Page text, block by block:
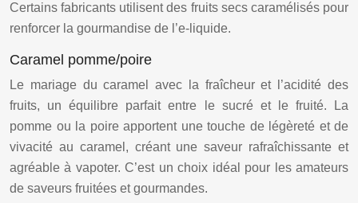
Certains fabricants utilisent des fruits secs caramélisés pour
renforcer la gourmandise de l’e-liquide.
Caramel pomme/poire
Le mariage du caramel avec la fraîcheur et l’acidité des
fruits, un équilibre parfait entre le sucré et le fruité. La
pomme ou la poire apportent une touche de légèreté et de
vivacité au caramel, créant une saveur rafraîchissante et
agréable à vapoter. C’est un choix idéal pour les amateurs
de saveurs fruitées et gourmandes.